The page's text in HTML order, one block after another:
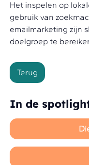
Het inspelen op
gebruik van
emailmarketing zijn
doelgroep te
Terug
In de